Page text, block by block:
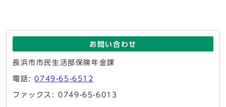
お問い合わせ
長浜市市民生活部保険年金課
電話:0749-65-6512
ファックス: 0749-65-6013